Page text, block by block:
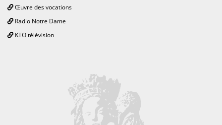
Œuvre des vocations
Radio Notre Dame
KTO télévision